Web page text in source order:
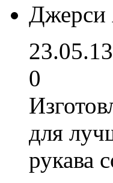
Джерси
23.05.13
0
для
рукава